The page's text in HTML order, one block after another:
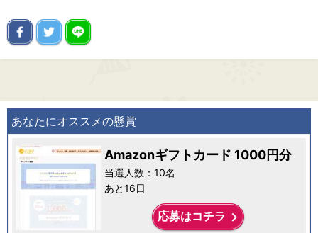
あなたにオススメの懸賞
Amazonギフトカード 1000円分
当選人数：10名
あと16日
応募はコチラ keyboard_arrow_right